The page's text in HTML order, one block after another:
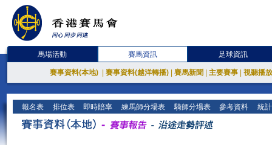
馬場活動 賽馬資訊 足球資訊
賽事資料(本地) 賽事資料(越洋轉播) 賽馬新聞 主要賽事 視聽播
報名表 排位表 即時賠率 練馬師分場表 騎師分場表 參考資料 統